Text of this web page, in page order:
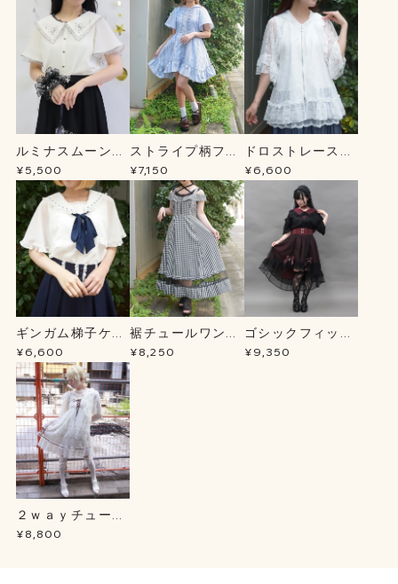
ルミナスムーン刺
繍ブラウス
¥5,500
ストライプ柄フー
ドシャツＯＰ
¥7,150
ドロストレースパ
ーカー
¥6,600
ギンガム梯子ケー
プＢＬ
¥6,600
裾チュールワンピ
ース
¥8,250
ゴシックフィッシ
ュテールＳＫ
¥9,350
２ｗａｙチュール
チュニック
¥8,800